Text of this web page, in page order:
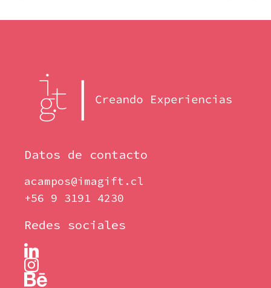
Datos de contacto
acampos@imagift.cl
+56 9 3191 4230
Redes sociales